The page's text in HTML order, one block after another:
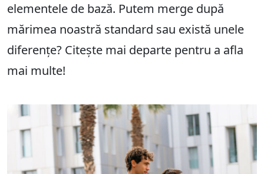
elementele de bază. Putem merge după
mărimea noastră standard sau există unele
diferențe? Citește mai departe pentru a afla
mai multe!